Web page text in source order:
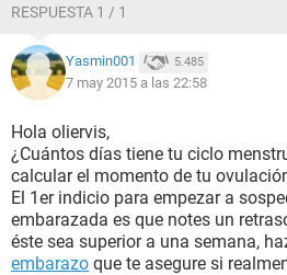
RESPUESTA 1 / 1
Yasmin001 5.485
7 may 2015 a las 22:58
Hola oliervis,
¿Cuántos días tiene tu ciclo
calcular el momento de tu
El 1er indicio para empezar a
embarazada es que notes un
éste sea superior a una semana,
embarazo que te asegure si